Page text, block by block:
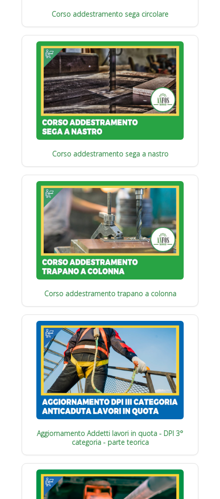
Corso addestramento sega circolare
Corso addestramento sega a nastro
Corso addestramento trapano a colonna
Aggiornamento Addetti lavori in quota - DPI 3°
categoria - parte teorica